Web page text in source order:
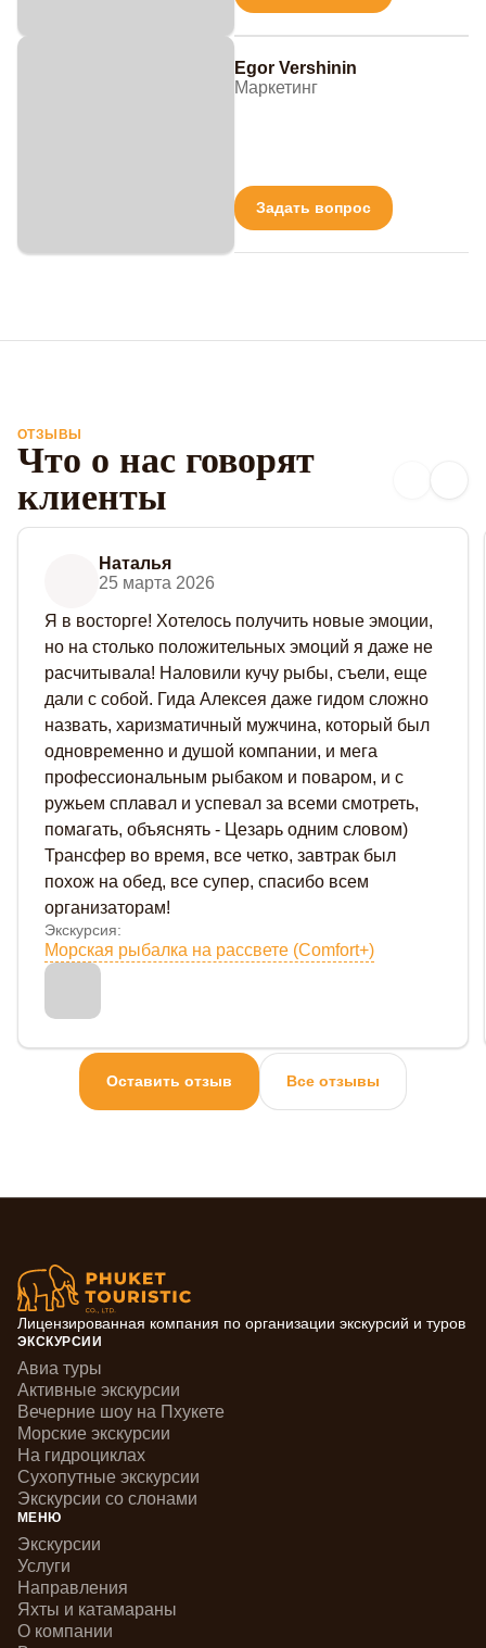
Egor Vershinin
Маркетинг
Задать вопрос
ОТЗЫВЫ
Что о нас говорят
клиенты
Наталья
25 марта 2026
Я в восторге! Хотелось получить новые эмоции,
но на столько положительных эмоций я даже не
расчитывала! Наловили кучу рыбы, съели, еще
дали с собой. Гида Алексея даже гидом сложно
назвать, харизматичный мужчина, который был
одновременно и душой компании, и мега
профессиональным рыбаком и поваром, и с
ружьем сплавал и успевал за всеми смотреть,
помагать, объяснять - Цезарь одним словом)
Трансфер во время, все четко, завтрак был
похож на обед, все супер, спасибо всем
организаторам!
Экскурсия:
Морская рыбалка на рассвете (Comfort+)
Оставить отзыв Все отзывы
Лицензированная компания по организации экскурсий и туров
ЭКСКУРСИИ
Авиа туры
Активные экскурсии
Вечерние шоу на Пхукете
Морские экскурсии
На гидроциклах
Сухопутные экскурсии
Экскурсии со слонами
МЕНЮ
Экскурсии
Услуги
Направления
Яхты и катамараны
О компании